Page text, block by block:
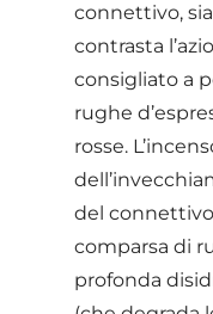
connettivo,
contrasta
consigliato a
rughe
rosse.
del
comparsa di
profonda